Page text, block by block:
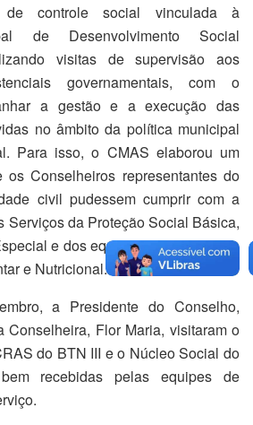
de controle social vinculada à
de Desenvolvimento Social
visitas de supervisão aos
governamentais, com o
a gestão e a execução das
no âmbito da política municipal
Para isso, o CMAS elaborou um
os Conselheiros representantes do
civil pudessem cumprir com a
Serviços da Proteção Social Básica,
e dos equipamentos da Rede
e Nutricional.
a Presidente do Conselho,
Conselheira, Flor Maria, visitaram o
do BTN III e o Núcleo Social do
recebidas pelas equipes de